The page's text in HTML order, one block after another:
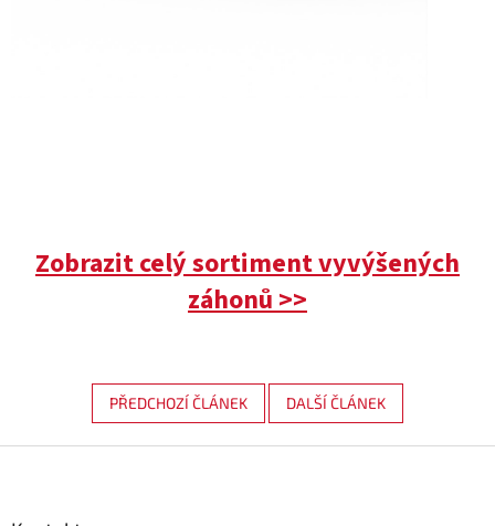
Zobrazit celý sortiment vyvýšených
záhonů >>
PŘEDCHOZÍ ČLÁNEK DALŠÍ ČLÁNEK